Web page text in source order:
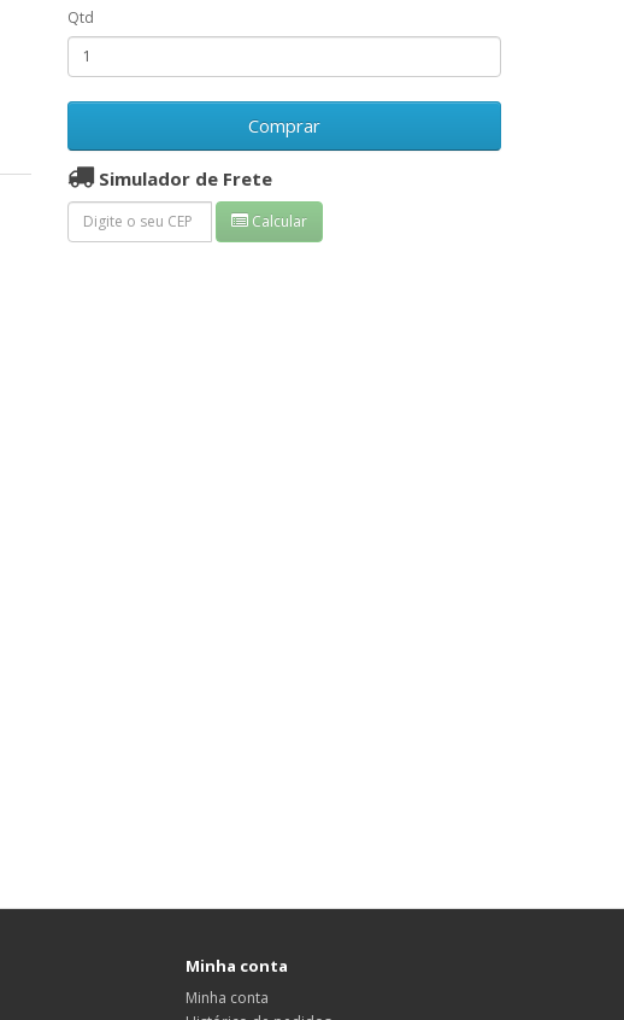
Qtd
Comprar
Simulador de Frete
Calcular
Minha conta
Minha conta